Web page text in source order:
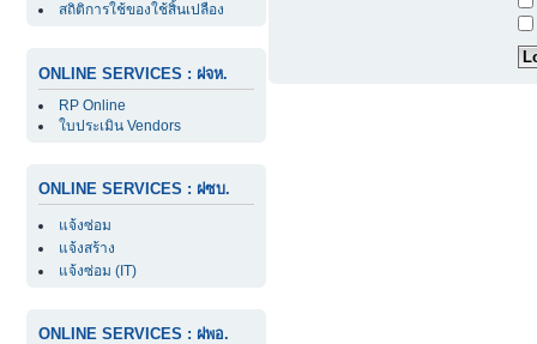
สถิติการใช้ของใช้สิ้นเปลือง
ONLINE SERVICES : ฝจห.
RP Online
ใบประเมิน Vendors
ONLINE SERVICES : ฝซบ.
แจ้งซ่อม
แจ้งสร้าง
แจ้งซ่อม (IT)
ONLINE SERVICES : ฝพอ.